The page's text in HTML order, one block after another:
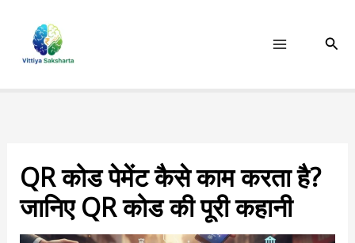
content
QR कोड पेमेंट कैसे काम करता है?
जानिए QR कोड की पूरी कहानी